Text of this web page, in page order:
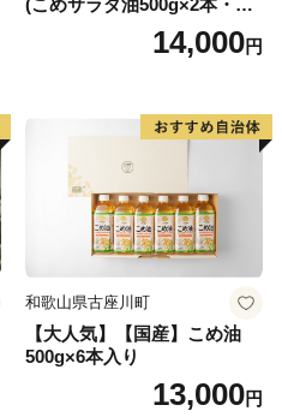
(こめサラダ油500g×2本・こ
め胚芽油500g×3本)セット [1
14,000円
和歌山県古座川町
【大人気】【国産】こめ油
500g×6本入り
13,000円